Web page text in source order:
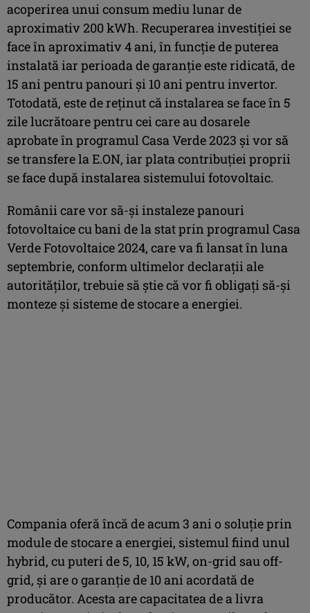
acoperirea unui consum mediu lunar de
aproximativ 200 kWh. Recuperarea investiției se
face în aproximativ 4 ani, în funcție de puterea
instalată iar perioada de garanţie este ridicată, de
15 ani pentru panouri şi 10 ani pentru invertor.
Totodată, este de reținut că instalarea se face în 5
zile lucrătoare pentru cei care au dosarele
aprobate în programul Casa Verde 2023 și vor să
se transfere la E.ON, iar plata contribuției proprii
se face după instalarea sistemului fotovoltaic.
Românii care vor să-și instaleze panouri
fotovoltaice cu bani de la stat prin programul Casa
Verde Fotovoltaice 2024, care va fi lansat în luna
septembrie, conform ultimelor declarații ale
autorităților, trebuie să știe că vor fi obligați să-și
monteze și sisteme de stocare a energiei.
Compania oferă încă de acum 3 ani o soluție prin
module de stocare a energiei, sistemul fiind unul
hybrid, cu puteri de 5, 10, 15 kW, on-grid sau off-
grid, și are o garanție de 10 ani acordată de
producător. Acesta are capacitatea de a livra